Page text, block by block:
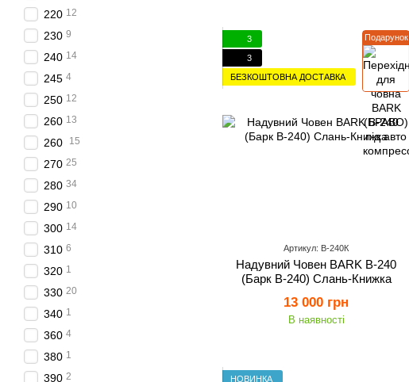
Подарунок
3
3
БЕЗКОШТОВНА ДОСТАВКА
Артикул: B-240К
Надувний Човен BARK B-240
(Барк В-240) Слань-Книжка
13 000 грн
В наявності
НОВИНКА
220 12
230 9
240 14
245 4
250 12
260 13
260 15
270 25
280 34
290 10
300 14
310 6
320 1
330 20
340 1
360 4
380 1
390 2